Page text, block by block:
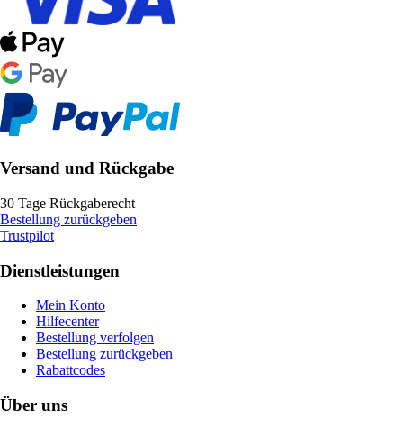
Versand und Rückgabe
30 Tage Rückgaberecht
Bestellung zurückgeben
Trustpilot
Dienstleistungen
Mein Konto
Hilfecenter
Bestellung verfolgen
Bestellung zurückgeben
Rabattcodes
Über uns